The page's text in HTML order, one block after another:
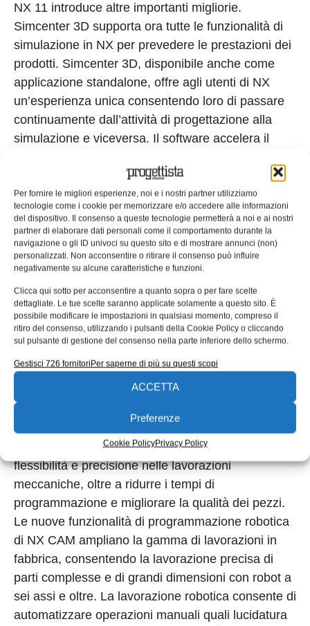
Per fornire le migliori esperienze, noi e i nostri partner utilizziamo
tecnologie come i cookie per memorizzare e/o accedere alle informazioni
del dispositivo. Il consenso a queste tecnologie permetterà a noi e ai nostri
partner di elaborare dati personali come il comportamento durante la
navigazione o gli ID univoci su questo sito e di mostrare annunci (non)
personalizzati. Non acconsentire o ritirare il consenso può influire
negativamente su alcune caratteristiche e funzioni.
Clicca qui sotto per acconsentire a quanto sopra o per fare scelte
dettagliate. Le tue scelte saranno applicate solamente a questo sito. È
possibile modificare le impostazioni in qualsiasi momento, compreso il
ritiro del consenso, utilizzando i pulsanti della Cookie Policy o cliccando
sul pulsante di gestione del consenso nella parte inferiore dello schermo.
Gestisci 726 fornitoriPer saperne di più su questi scopi
ACCETTA
Preferenze
Cookie PolicyPrivacy Policy
NX 11 introduce altre importanti migliorie.
Simcenter 3D supporta ora tutte le funzionalità di
simulazione in NX per prevedere le prestazioni dei
prodotti. Simcenter 3D, disponibile anche come
applicazione standalone, offre agli utenti di NX
un’esperienza unica consentendo loro di passare
continuamente dall’attività di progettazione alla
simulazione e viceversa. Il software accelera il
avanzate alla geometria, modellazione e
simulazione associative e soluzioni multidisciplinari
che integrano competenze specifiche di vari settori
industriali. Solutori veloci e precisi consentono di
effettuare analisi strutturali, acustiche,
fluidodinamiche, termiche, cinematiche e di
materiali compositi, oltre ad attività di
ottimizzazione e simulazione multifisica. Con NX
11, Simcenter 3D introduce nuove funzionalità per
la modellazione e la simulazione di macchine
rotanti, un nuovo ambiente per l’acustica interna ed
esterna, oltre a migliorie significative nell’analisi dei
danni a strutture di materiale composito.
Le tecnologie avanzate di NX 11 per la produzione
offriranno alle aziende manifatturiere maggiore
flessibilità e precisione nelle lavorazioni
meccaniche, oltre a ridurre i tempi di
programmazione e migliorare la qualità dei pezzi.
Le nuove funzionalità di programmazione robotica
di NX CAM ampliano la gamma di lavorazioni in
fabbrica, consentendo la lavorazione precisa di
parti complesse e di grandi dimensioni con robot a
sei assi e oltre. La lavorazione robotica consente di
automatizzare operazioni manuali quali lucidatura